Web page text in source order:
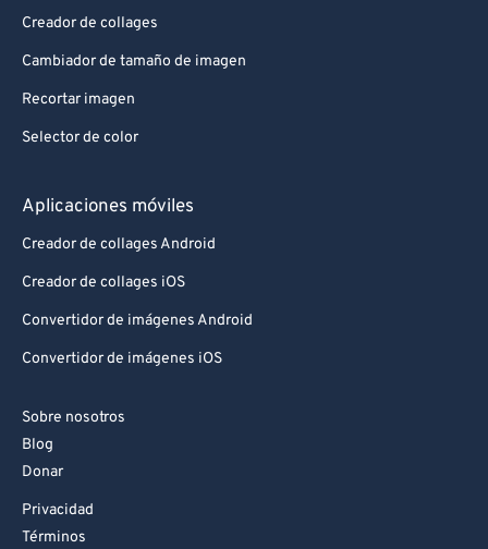
Creador de collages
Cambiador de tamaño de imagen
Recortar imagen
Selector de color
Aplicaciones móviles
Creador de collages Android
Creador de collages iOS
Convertidor de imágenes Android
Convertidor de imágenes iOS
Sobre nosotros
Blog
Donar
Privacidad
Términos